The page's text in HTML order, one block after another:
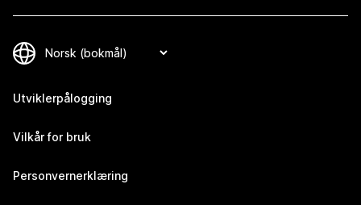
Utviklerpålogging
Vilkår for bruk
Personvernerklæring